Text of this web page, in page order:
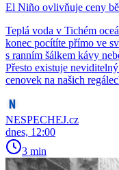
El Niño ovlivňuje ceny
Teplá voda v Tichém
konec pocítíte přímo ve
s ranním šálkem kávy
Přesto existuje
cenovek na našich
NESPECHEJ.cz
dnes, 12:00
3 min